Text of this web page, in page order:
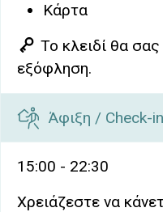
Κάρτα
Το κλειδί θα
εξόφληση.
Άφιξη / Check-in
15:00 - 22:30
Χρειάζεστε να